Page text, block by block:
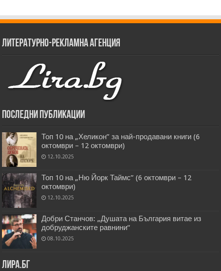
Литературно-рекламна агенция
Последни публикации
Топ 10 на „Хеликон” за най-продавани книги (6
октомври – 12 октомври)
12.10.2025
Топ 10 на „Ню Йорк Таймс” (6 октомври – 12
октомври)
12.10.2025
Добри Станчов: „Душата на България витае из
добруджанските равнини“
08.10.2025
Лира.бг